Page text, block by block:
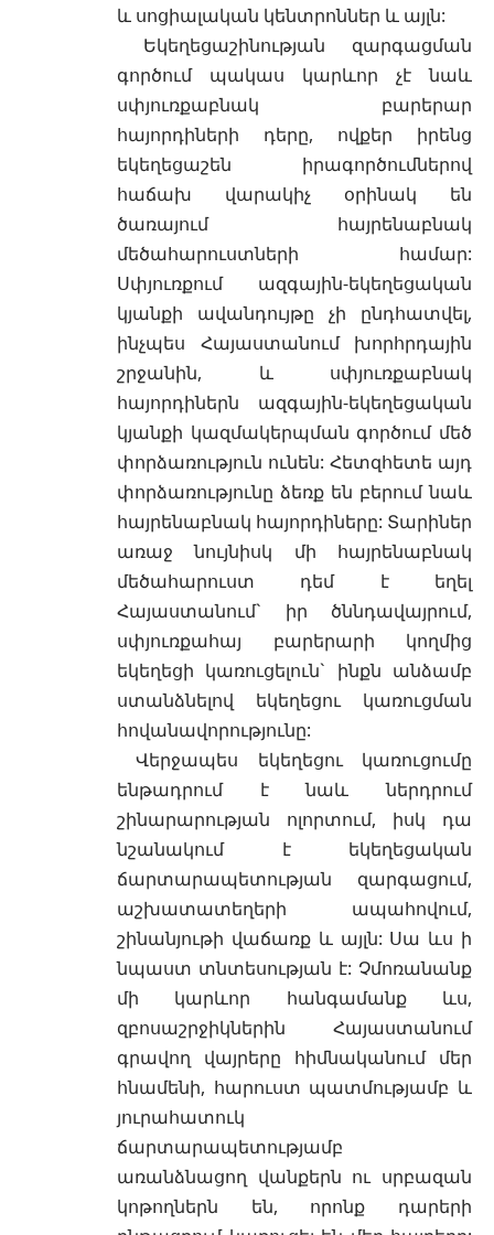
և սոցիալական կենտրոններ և այլն:
Եկեղեցաշինության զարգացման
գործում պակաս կարևոր չէ նաև
սփյուռքաբնակ բարերար
հայորդիների դերը, ովքեր իրենց
եկեղեցաշեն իրագործումներով
հաճախ վարակիչ օրինակ են
ծառայում հայրենաբնակ
մեծահարուստների համար:
Սփյուռքում ազգային-եկեղեցական
կյանքի ավանդույթը չի ընդհատվել,
ինչպես Հայաստանում խորհրդային
շրջանին, և սփյուռքաբնակ
հայորդիներն ազգային-եկեղեցական
կյանքի կազմակերպման գործում մեծ
փորձառություն ունեն: Հետզհետե այդ
փորձառությունը ձեռք են բերում նաև
հայրենաբնակ հայորդիները: Տարիներ
առաջ նույնիսկ մի հայրենաբնակ
մեծահարուստ դեմ է եղել
Հայաստանում` իր ծննդավայրում,
սփյուռքահայ բարերարի կողմից
եկեղեցի կառուցելուն` ինքն անձամբ
ստանձնելով եկեղեցու կառուցման
հովանավորությունը:
Վերջապես եկեղեցու կառուցումը
ենթադրում է նաև ներդրում
շինարարության ոլորտում, իսկ դա
նշանակում է եկեղեցական
ճարտարապետության զարգացում,
աշխատատեղերի ապահովում,
շինանյութի վաճառք և այլն: Սա ևս ի
նպաստ տնտեսության է: Չմոռանանք
մի կարևոր հանգամանք ևս,
զբոսաշրջիկներին Հայաստանում
գրավող վայրերը հիմնականում մեր
հնամենի, հարուստ պատմությամբ և
յուրահատուկ
ճարտարապետությամբ
առանձնացող վանքերն ու սրբազան
կոթողներն են, որոնք դարերի